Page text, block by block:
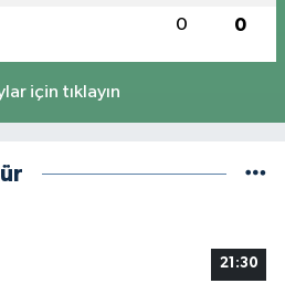
0 0
için tıklayın
21:30